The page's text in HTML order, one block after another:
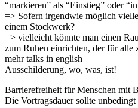
“markieren” als “Einstieg” oder
=> Sofern irgendwie möglich
einem Stockwerk?
=> vielleicht könnte man einen
zum Ruhen einrichten, der für alle
mehr talks in english
Ausschilderung, wo, was, ist!
Barrierefreiheit für Menschen mit
Die Vortragsdauer sollte